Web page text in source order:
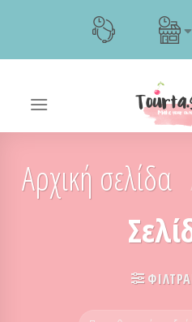
Αρχική σελίδα